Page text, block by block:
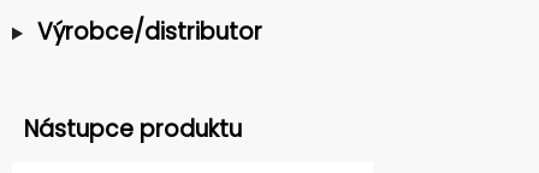
Výrobce/distributor
Nástupce produktu